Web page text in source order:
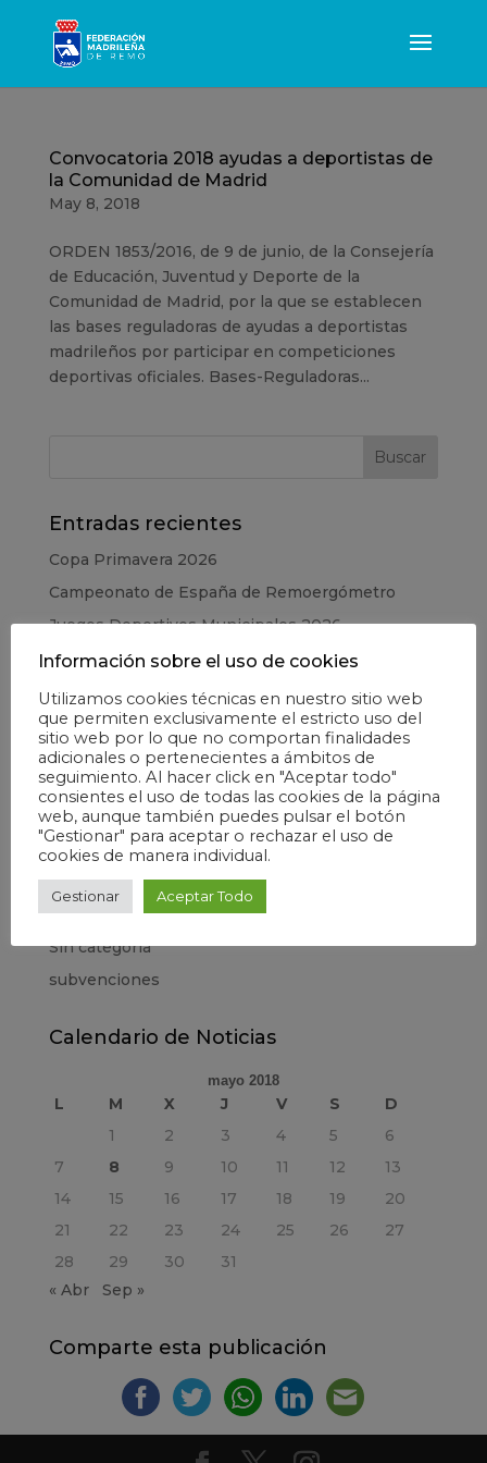
Convocatoria 2018 ayudas a deportistas de
la Comunidad de Madrid
May 8, 2018
ORDEN 1853/2016, de 9 de junio, de la Consejería
de Educación, Juventud y Deporte de la
Comunidad de Madrid, por la que se establecen
las bases reguladoras de ayudas a deportistas
madrileños por participar en competiciones
deportivas oficiales. Bases-Reguladoras...
Entradas recientes
Copa Primavera 2026
Campeonato de España de Remoergómetro
Juegos Deportivos Municipales 2026
CESA – Campeonato de España en Edad Escolar
Copa de la Juventud 2025
Categorías
Elecciones
Escuela
Formación
Información general
Madrid Río
Sin categoría
subvenciones
Calendario de Noticias
mayo 2018
L M X J V S
D
1
2 3 4 5
6
7
8 9 10 11 12
13
14
15 16 17 18 19
20
21
22 23 24 25 26
27
28
29 30
31
« Abr
Sep »
Comparte esta publicación
Información sobre el uso de cookies
Utilizamos cookies técnicas en nuestro sitio web
que permiten exclusivamente el estricto uso del
sitio web por lo que no comportan finalidades
adicionales o pertenecientes a ámbitos de
seguimiento. Al hacer click en "Aceptar todo"
consientes el uso de todas las cookies de la página
web, aunque también puedes pulsar el botón
"Gestionar" para aceptar o rechazar el uso de
cookies de manera individual.
Gestionar Aceptar Todo